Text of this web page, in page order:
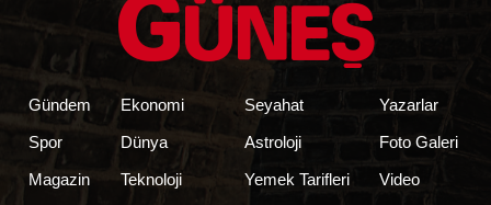
Gündem
Spor
Magazin
Ekonomi
Dünya
Teknoloji
Seyahat
Astroloji
Yemek Tarifleri
Yazarlar
Foto Galeri
Video